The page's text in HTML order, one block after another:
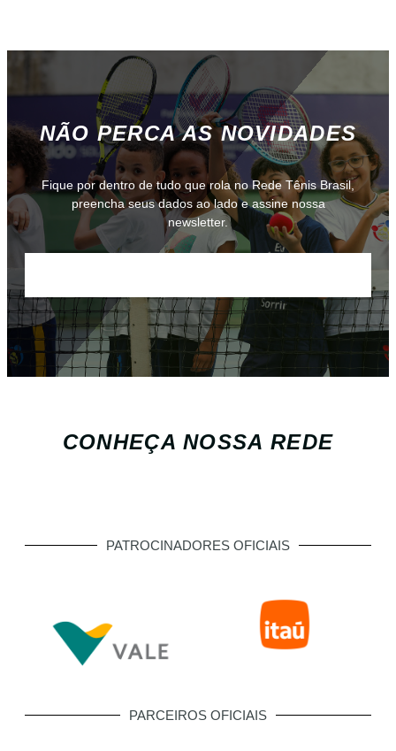
NÃO PERCA AS NOVIDADES
Fique por dentro de tudo que rola no Rede Tênis Brasil,
preencha seus dados ao lado e assine nossa
newsletter.
CONHEÇA NOSSA REDE
PATROCINADORES OFICIAIS
PARCEIROS OFICIAIS